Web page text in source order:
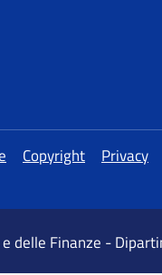
delle Finanze -